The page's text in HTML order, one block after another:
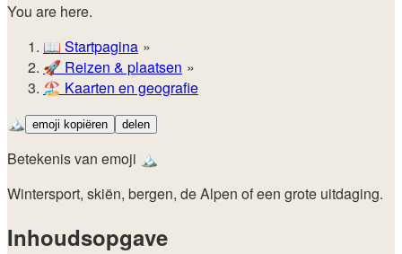
You are here.
📖 Startpagina
🚀️ Reizen & plaatsen
🏖️ Kaarten en geografie
🏔️ emoji kopiëren delen
Betekenis van emoji 🏔️
Wintersport, skiën, bergen, de Alpen of een grote uitdaging.
Inhoudsopgave